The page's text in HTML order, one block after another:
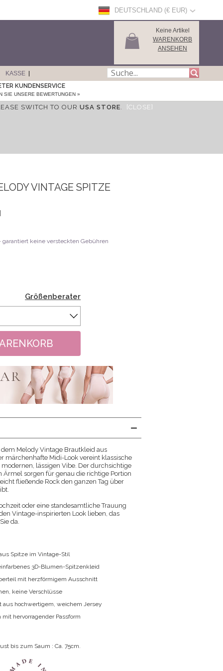
DEUTSCHLAND (€ EUR)
Keine Artikel
WARENKORB
ANSEHEN
KASSE
KUNDENSERVICE
SIE UNSERE BEWERTUNGEN »
SWITCH TO OUR USA STORE. [CLOSE]
VINTAGE SPITZE
keine versteckten Gebühren
Größenberater
Melody Vintage Brautkleid aus
märchenhafte Midi-Look vereint klassische
lässigen Vibe. Der durchsichtige
Ärmel sorgen für genau die richtige Portion
fließende Rock den ganzen Tag über
oder eine standesamtliche Trauung
Vintage-inspirierten Look lieben, das
da.
Spitze im Vintage-Stil
3D-Blumen-Spitzenkleid
mit herzförmigem Ausschnitt
keine Verschlüsse
aus hochwertigem, weichem Jersey
hervorragender Passform
bis zum Saum : Ca. 75cm.